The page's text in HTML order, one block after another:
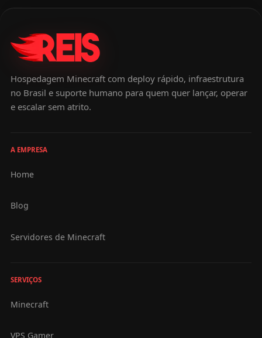
Hospedagem Minecraft com deploy rápido, infraestrutura
no Brasil e suporte humano para quem quer lançar, operar
e escalar sem atrito.
A EMPRESA
Home
Blog
Servidores de Minecraft
SERVIÇOS
Minecraft
VPS Gamer